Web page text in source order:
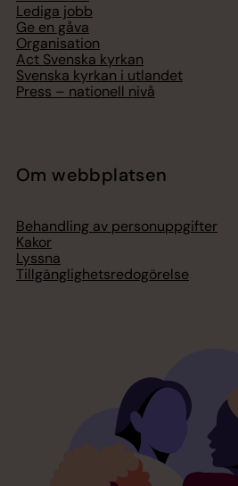
Lediga jobb
Ge en gåva
Organisation
Act Svenska kyrkan
Svenska kyrkan i utlandet
Press – nationell nivå
Om webbplatsen
Behandling av personuppgifter
Kakor
Lyssna
Tillgänglighetsredogörelse